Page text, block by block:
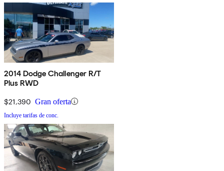
2014 Dodge Challenger R/T
Plus RWD
$21,390 Gran oferta
Incluye tarifas de conc.